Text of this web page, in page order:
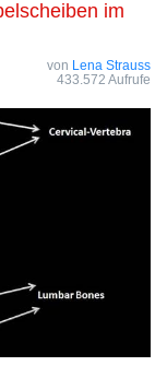
von Lena Strauss
433.572 Aufrufe